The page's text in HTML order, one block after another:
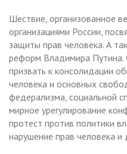
Шествие, организованное
организациями России,
защиты прав человека. А
реформ Владимира Путина.
призвать к консолидации
человека и основных
федерализма, социальной
мирное урегулирование
протест против политики
нарушение прав человека и